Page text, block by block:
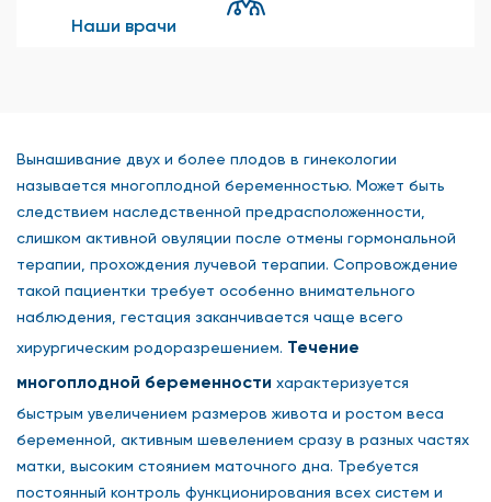
Наши врачи
Вынашивание двух и более плодов в гинекологии
называется многоплодной беременностью. Может быть
следствием наследственной предрасположенности,
слишком активной овуляции после отмены гормональной
терапии, прохождения лучевой терапии. Сопровождение
такой пациентки требует особенно внимательного
наблюдения, гестация заканчивается чаще всего
хирургическим родоразрешением. Течение
многоплодной беременности характеризуется
быстрым увеличением размеров живота и ростом веса
беременной, активным шевелением сразу в разных частях
матки, высоким стоянием маточного дна. Требуется
постоянный контроль функционирования всех систем и